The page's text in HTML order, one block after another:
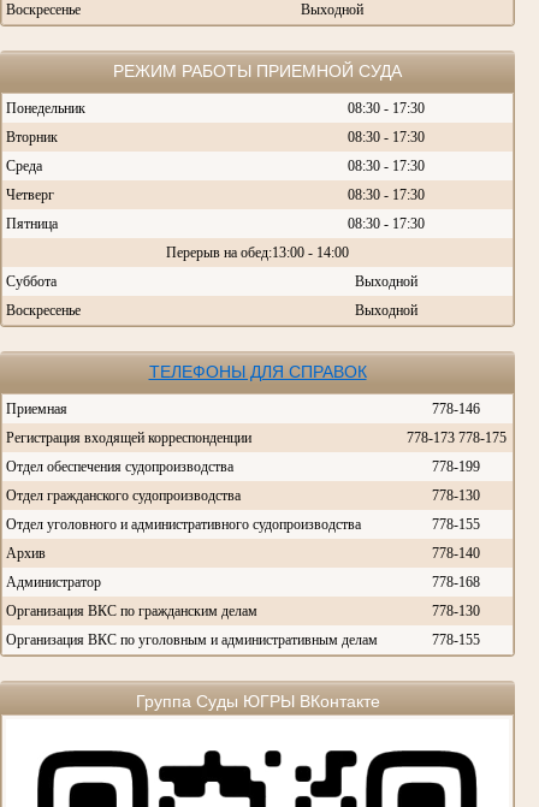
Воскресенье Выходной
РЕЖИМ РАБОТЫ ПРИЕМНОЙ СУДА
Понедельник
08:30 - 17:30
Вторник
08:30 - 17:30
Среда
08:30 - 17:30
Четверг
08:30 - 17:30
Пятница
08:30 - 17:30
Перерыв на обед:13:00 - 14:00
Суббота
Выходной
Воскресенье
Выходной
ТЕЛЕФОНЫ ДЛЯ СПРАВОК
Приемная
778-146
Регистрация входящей корреспонденции
778-173 778-175
Отдел обеспечения судопроизводства
778-199
Отдел гражданского судопроизводства
778-130
Отдел уголовного и административного судопроизводства
778-155
Архив
778-140
Администратор
778-168
Организация ВКС по гражданским делам
778-130
Организация ВКС по уголовным и административным делам
778-155
Группа Суды ЮГРЫ ВКонтакте